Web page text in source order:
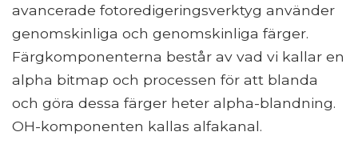
avancerade fotoredigeringsverktyg använder
genomskinliga och genomskinliga färger.
Färgkomponenterna består av vad vi kallar en
alpha bitmap och processen för att blanda
och göra dessa färger heter alpha-blandning.
OH-komponenten kallas alfakanal.